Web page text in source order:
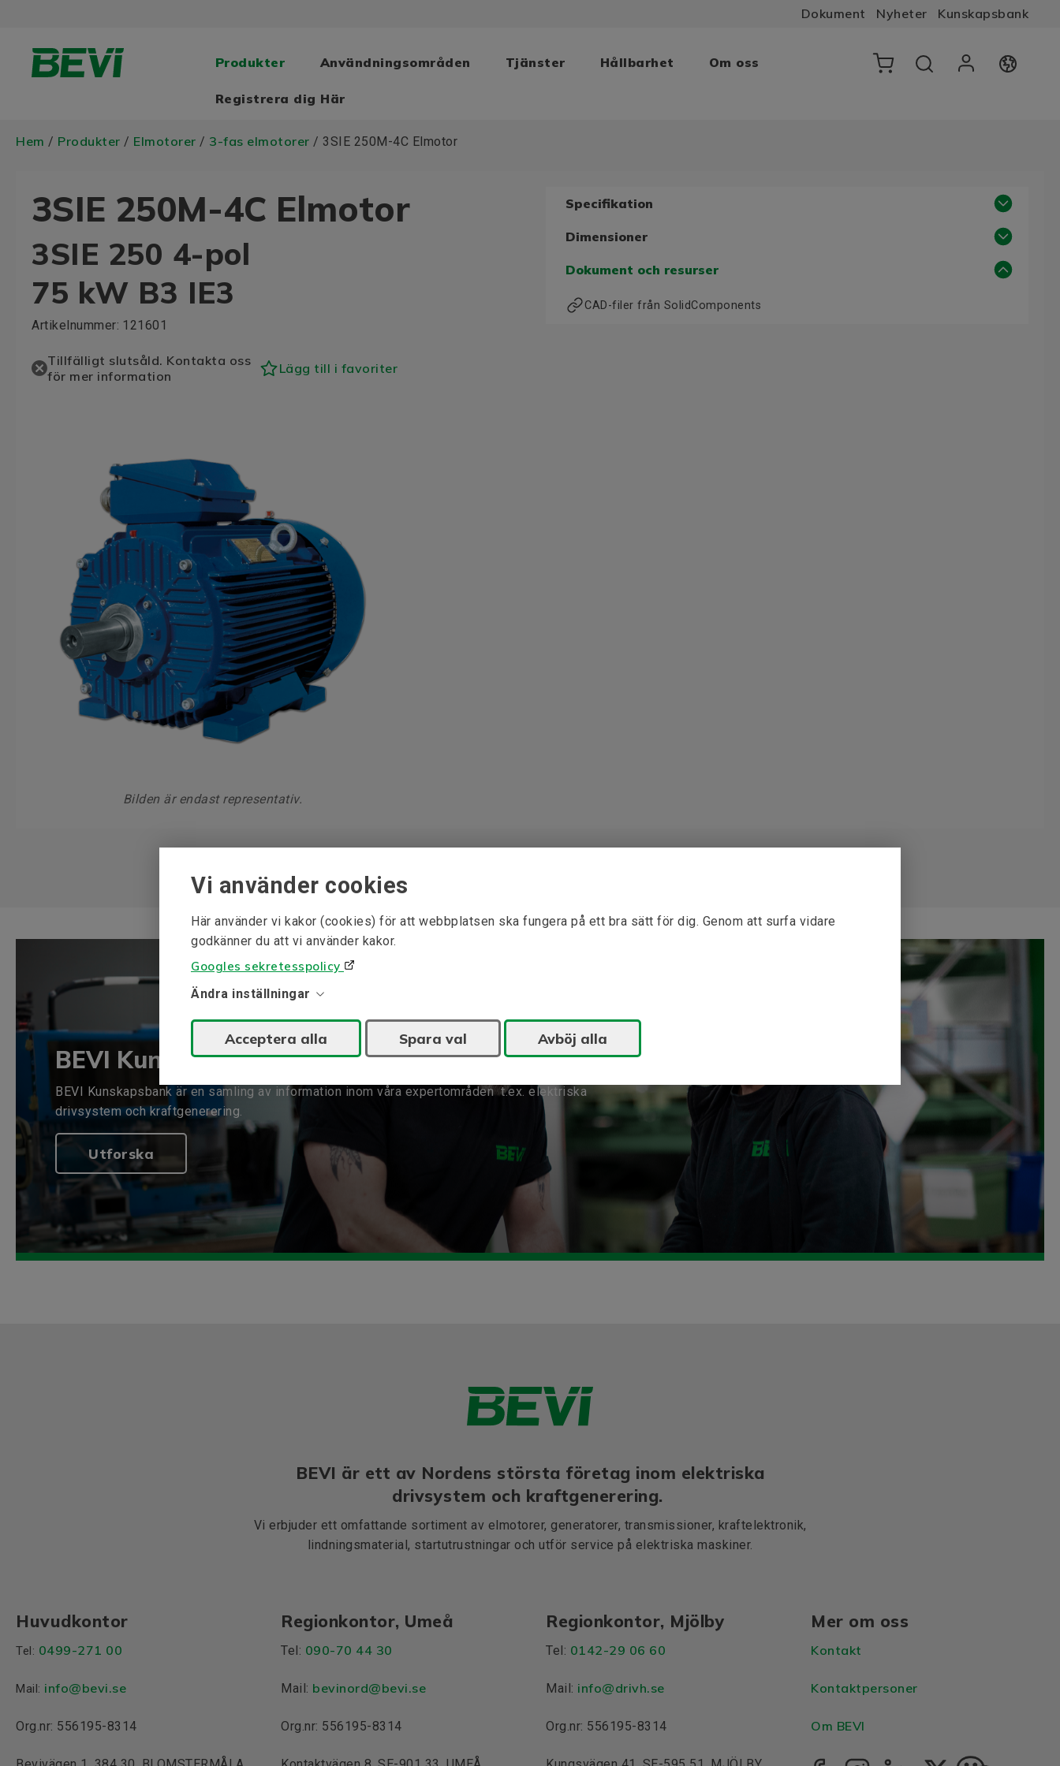
Vi använder cookies
Här använder vi kakor (cookies) för att webbplatsen ska fungera på ett bra sätt för dig. Genom att surfa vidare
godkänner du att vi använder kakor.
Googles sekretesspolicy
Ändra inställningar
Acceptera alla Spara val Avböj alla
Dokument Nyheter Kunskapsbank
Produkter Användningsområden Tjänster Hållbarhet Om oss
Registrera dig Här
Hem / Produkter / Elmotorer / 3-fas elmotorer / 3SIE 250M-4C Elmotor
3SIE 250M-4C Elmotor
3SIE 250 4-pol
75 kW B3 IE3
Artikelnummer: 121601
Tillfälligt slutsåld. Kontakta oss
för mer information
Lägg till i favoriter
Bilden är endast representativ.
Specifikation
Dimensioner
Dokument och resurser
CAD-filer från SolidComponents
BEVI Kunskapsbank
BEVI Kunskapsbank är en samling av information inom våra expertområden t.ex. elektriska
drivsystem och kraftgenerering.
Utforska
BEVI är ett av Nordens största företag inom elektriska
drivsystem och kraftgenerering.
Vi erbjuder ett omfattande sortiment av elmotorer, generatorer, transmissioner, kraftelektronik,
lindningsmaterial, startutrustningar och utför service på elektriska maskiner.
Huvudkontor
Tel: 0499-271 00
Mail: info@bevi.se
Org.nr: 556195-8314
Regionkontor, Umeå
Tel: 090-70 44 30
Mail: bevinord@bevi.se
Org.nr: 556195-8314
Regionkontor, Mjölby
Tel: 0142-29 06 60
Mail: info@drivh.se
Org.nr: 556195-8314
Mer om oss
Kontakt
Kontaktpersoner
Om BEVI